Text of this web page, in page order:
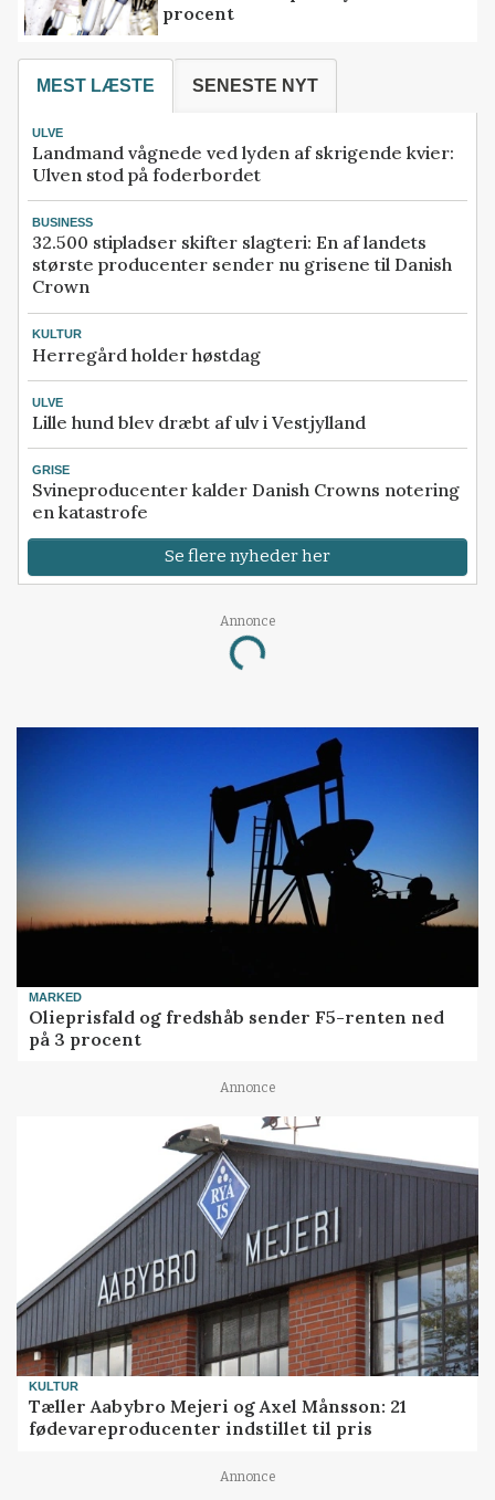
procent
MEST LÆSTE SENESTE NYT
ULVE
Landmand vågnede ved lyden af skrigende kvier:
Ulven stod på foderbordet
BUSINESS
32.500 stipladser skifter slagteri: En af landets
største producenter sender nu grisene til Danish
Crown
KULTUR
Herregård holder høstdag
ULVE
Lille hund blev dræbt af ulv i Vestjylland
GRISE
Svineproducenter kalder Danish Crowns notering
en katastrofe
Se flere nyheder her
Annonce
Loading...
MARKED
Olieprisfald og fredshåb sender F5-renten ned
på 3 procent
Annonce
KULTUR
Tæller Aabybro Mejeri og Axel Månsson: 21
fødevareproducenter indstillet til pris
Annonce